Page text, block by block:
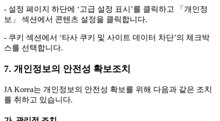
- 설정 페이지 하단에 ‘고급 설정 표시’를 클릭하고 「개인정
보」 섹션에서 콘텐츠 설정을 클릭합니다.
- 쿠키 섹션에서 ‘타사 쿠키 및 사이트 데이터 차단’의 체크박
스를 선택합니다.
7. 개인정보의 안전성 확보조치
JA Korea는 개인정보의 안전성 확보를 위해 다음과 같은 조치
를 취하고 있습니다.